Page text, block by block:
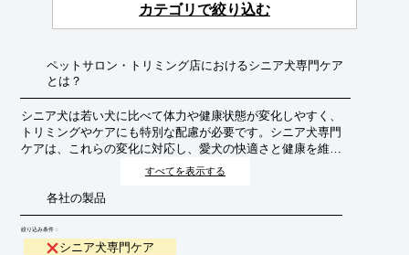
カテゴリで絞り込む
ペットサロン・トリミング店におけるシニア犬専門ケア
とは？
シニア犬は若い犬に比べて体力や健康状態が変化しやすく、
トリミングやケアにも特別な配慮が必要です。シニア犬専門
ケアは、これらの変化に対応し、愛犬の快適さと健康を維持
しながら、安全かつ丁寧にトリミングを行うサービスです。
高齢による関節の痛み、皮膚の衰え、視力・聴力の低下など
を考慮した、負担の少ない施術を提供することを目的として
います。
すべてを表示する
各社の製品
絞り込み条件：
シニア犬専門ケア